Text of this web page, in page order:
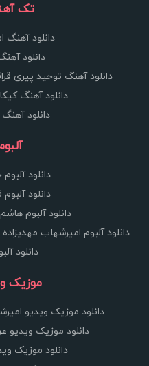
تک
دانلود آهنگ
دانلود
دانلود آهنگ توحید
دانلود آهنگ
دانلود
دانلود
دانلود آلبوم
دانلود آلبوم
دانلود آلبوم امیرشهاب
دانلود
موزیک
دانلود موزیک ویدیو
دانلود موزیک ویدیو
دانلود موزیک